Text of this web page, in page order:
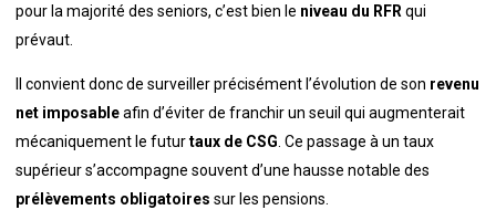
pour la majorité des seniors, c’est bien le niveau du RFR qui
prévaut.
Il convient donc de surveiller précisément l’évolution de son revenu
net imposableafin d’éviter de franchir un seuil qui augmenterait
mécaniquement le futurtaux de CSG . Ce passage à un taux
supérieur s’accompagne souvent d’une hausse notable des
prélèvements obligatoires sur les pensions.